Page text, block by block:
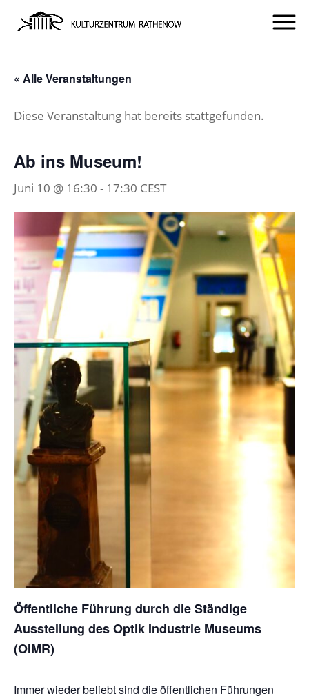
« Alle Veranstaltungen
Diese Veranstaltung hat bereits stattgefunden.
Ab ins Museum!
Juni 10 @ 16:30 - 17:30 CEST
Öffentliche Führung durch die Ständige
Ausstellung des Optik Industrie Museums
(OIMR)
Immer wieder beliebt sind die öffentlichen Führungen